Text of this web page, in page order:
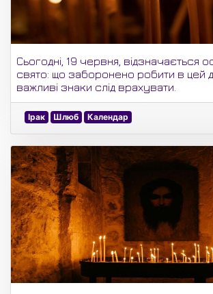
Сьогодні, 19 червня, відзначається
свято: що заборонено робити в цей
важливі знаки слід врахувати.
Ірак Шлюб Календар